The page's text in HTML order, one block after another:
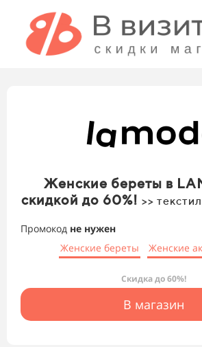
Женские береты в
скидкой до 60%! >>
Промокод не нужен
Женские береты
Женские
Скидка до 60%!
В магазин